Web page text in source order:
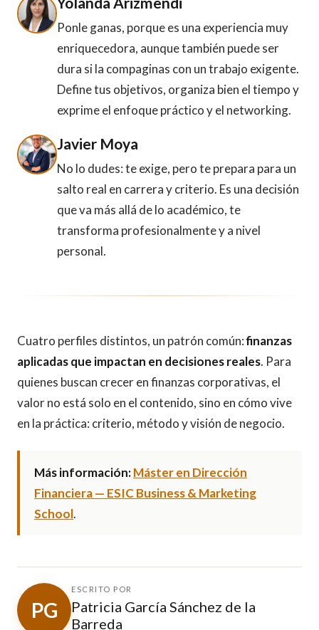
Ponle ganas, porque es una experiencia muy
enriquecedora, aunque también puede ser
dura si la compaginas con un trabajo exigente.
Define tus objetivos, organiza bien el tiempo y
exprime el enfoque práctico y el networking.
Javier Moya
No lo dudes: te exige, pero te prepara para un
salto real en carrera y criterio. Es una decisión
que va más allá de lo académico, te
transforma profesionalmente y a nivel
personal.
Cuatro perfiles distintos, un patrón común:finanzas
aplicadas que impactan en decisiones reales. Para
quienes buscan crecer en finanzas corporativas, el
valor no está solo en el contenido, sino en cómo vive
en la práctica: criterio, método y visión de negocio.
Más información:Máster en Dirección
Financiera — ESIC Business & Marketing
School.
PG
ESCRITO POR
Patricia García Sánchez de la
Barreda